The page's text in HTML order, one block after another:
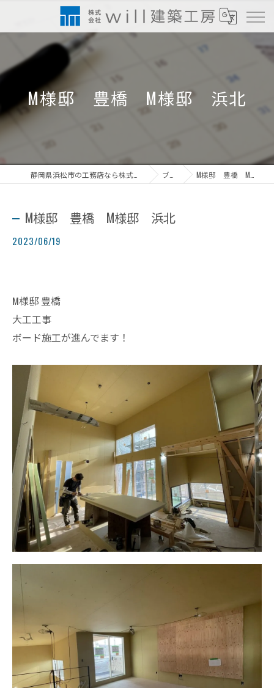
M様邸 豊橋 M様邸 浜北
ブログ M様邸 豊橋 M様邸 浜北
M様邸 豊橋 M様邸 浜北
2023/06/19
M様邸 豊橋
大工工事
ボード施工が進んでます！